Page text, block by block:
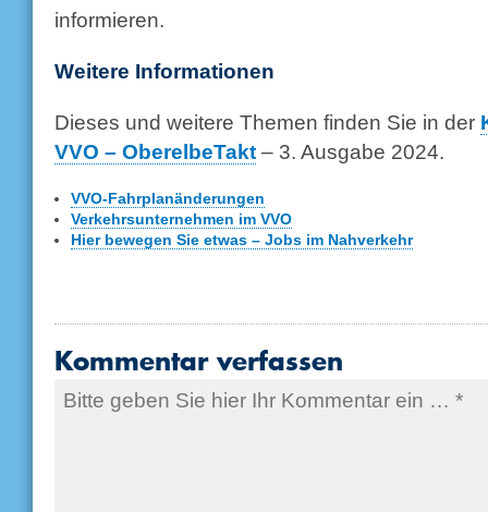
informieren.
Weitere Informationen
Dieses und weitere Themen finden Sie in der
VVO – OberelbeTakt – 3. Ausgabe 2024.
VVO-Fahrplanänderungen
Verkehrsunternehmen im VVO
Hier bewegen Sie etwas – Jobs im Nahverkehr
Kommentar verfassen